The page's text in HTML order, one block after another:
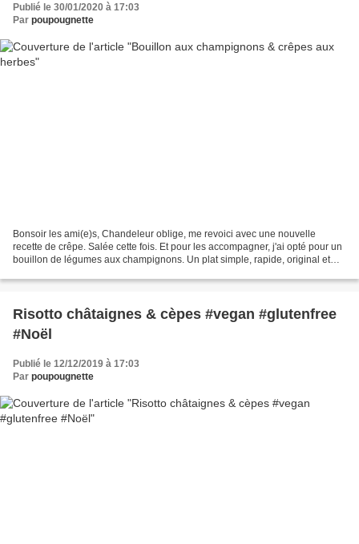
Publié le 30/01/2020 à 17:03
Par poupougnette
Bonsoir les ami(e)s, Chandeleur oblige, me revoici avec une nouvelle
recette de crêpe. Salée cette fois. Et pour les accompagner, j'ai opté pour un
bouillon de légumes aux champignons. Un plat simple, rapide, original et
Risotto châtaignes & cèpes #vegan #glutenfree
#Noël
Publié le 12/12/2019 à 17:03
Par poupougnette